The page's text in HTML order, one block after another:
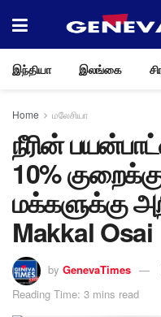
இந்தியா இலங்கை
Home மலேசியா
நீரின்
10%
மக்களுக்கு
Makkal Osai
by GenevaTimes
Reading Time: 3 mins read